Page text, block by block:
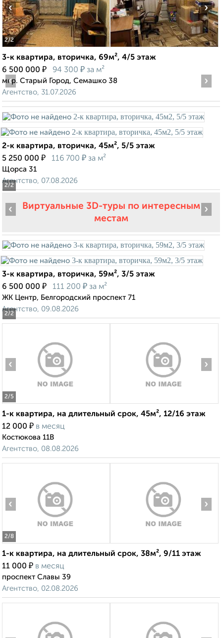
2/2
‹ ›
3-к квартира, вторичка, 69м², 4/5 этаж
6 500 000 ₽ 94 300 ₽ за м²
мкр. Старый Город, Семашко 38
Агентство, 31.07.2026
2/2
‹ ›
2-к квартира, вторичка, 45м², 5/5 этаж
5 250 000 ₽ 116 700 ₽ за м²
Щорса 31
Агентство, 07.08.2026
Виртуальные 3D-туры по интересным
местам
2/2
‹ ›
3-к квартира, вторичка, 59м², 3/5 этаж
6 500 000 ₽ 111 200 ₽ за м²
ЖК Центр, Белгородский проспект 71
Агентство, 09.08.2026
2/5
‹ ›
1-к квартира, на длительный срок, 45м², 12/16 этаж
12 000 ₽ в месяц
Костюкова 11В
Агентство, 08.08.2026
2/8
‹ ›
1-к квартира, на длительный срок, 38м², 9/11 этаж
11 000 ₽ в месяц
проспект Славы 39
Агентство, 02.08.2026